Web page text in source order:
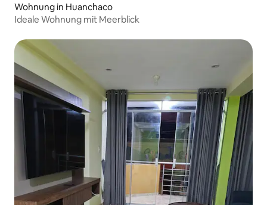
Wohnung in Huanchaco
Ideale Wohnung mit Meerblick